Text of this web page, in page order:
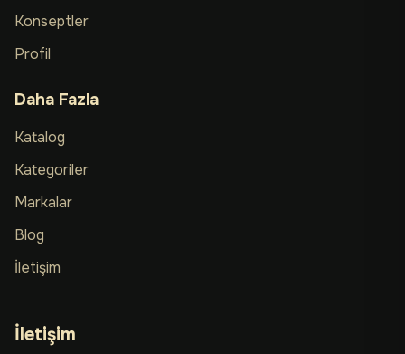
Konseptler
Profil
Daha Fazla
Katalog
Kategoriler
Markalar
Blog
İletişim
İletişim